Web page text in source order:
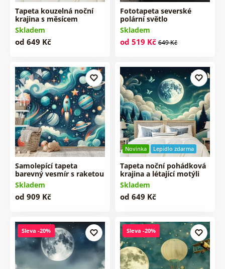
Tapeta kouzelná noční
krajina s měsícem
Skladem
od 649 Kč
Fototapeta severské
polární světlo
Skladem
od 519 Kč 649 Kč
Samolepící tapeta
barevný vesmír s raketou
Skladem
od 909 Kč
Novinka Lepidlo zdarma
Tapeta noční pohádková
krajina a létající motýli
Skladem
od 649 Kč
Sleva -20% Sleva -20%